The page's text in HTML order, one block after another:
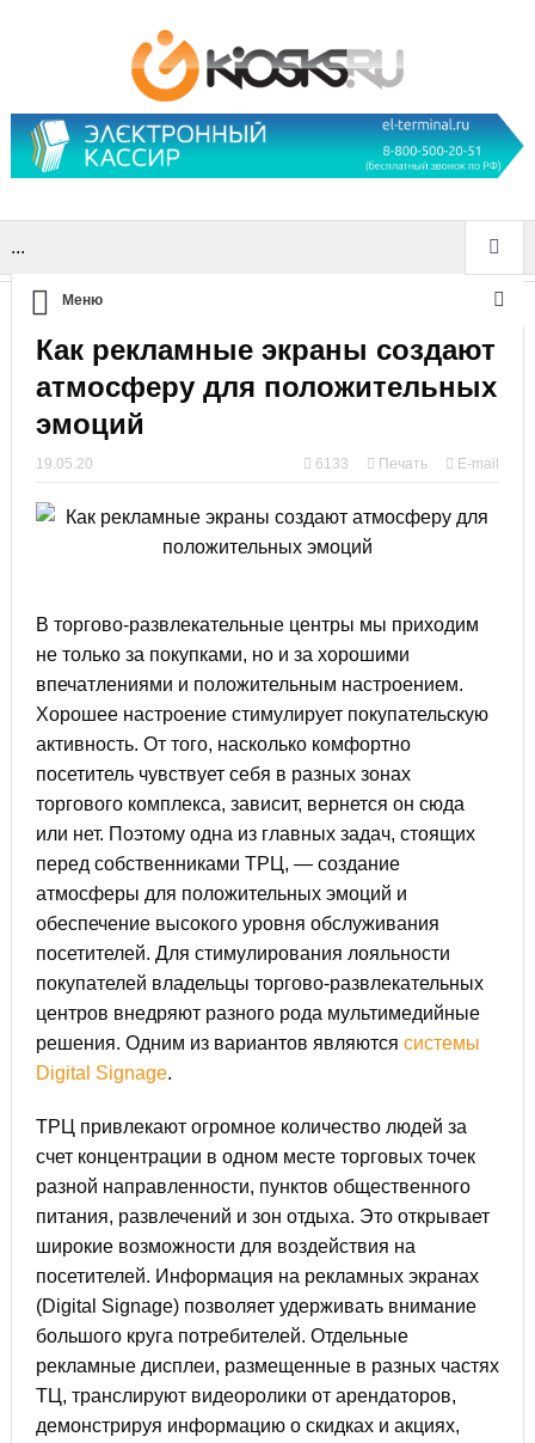
...
Меню
Как рекламные экраны создают
атмосферу для положительных
эмоций
19.05.20 6133 Печать E-mail
В торгово-развлекательные центры мы приходим
не только за покупками, но и за хорошими
впечатлениями и положительным настроением.
Хорошее настроение стимулирует покупательскую
активность. От того, насколько комфортно
посетитель чувствует себя в разных зонах
торгового комплекса, зависит, вернется он сюда
или нет. Поэтому одна из главных задач, стоящих
перед собственниками ТРЦ, — создание
атмосферы для положительных эмоций и
обеспечение высокого уровня обслуживания
посетителей. Для стимулирования лояльности
покупателей владельцы торгово-развлекательных
центров внедряют разного рода мультимедийные
решения. Одним из вариантов являются системы
Digital Signage.
ТРЦ привлекают огромное количество людей за
счет концентрации в одном месте торговых точек
разной направленности, пунктов общественного
питания, развлечений и зон отдыха. Это открывает
широкие возможности для воздействия на
посетителей. Информация на рекламных экранах
(Digital Signage) позволяет удерживать внимание
большого круга потребителей. Отдельные
рекламные дисплеи, размещенные в разных частях
ТЦ, транслируют видеоролики от арендаторов,
демонстрируя информацию о скидках и акциях,